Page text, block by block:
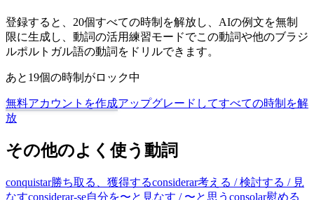
登録すると、20個すべての時制を解放し、AIの例文を無制
限に生成し、動詞の活用練習モードでこの動詞や他のブラジ
ルポルトガル語の動詞をドリルできます。
あと19個の時制がロック中
無料アカウントを作成アップグレードしてすべての時制を解
放
その他のよく使う動詞
conquistar勝ち取る、獲得するconsiderar考える / 検討する / 見
なすconsiderar-se自分を〜と見なす / 〜と思う consolar慰める